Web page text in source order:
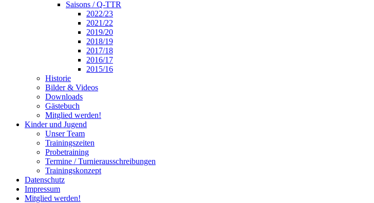
Saisons / Q-TTR
2022/23
2021/22
2019/20
2018/19
2017/18
2016/17
2015/16
Historie
Bilder & Videos
Downloads
Gästebuch
Mitglied werden!
Kinder und Jugend
Unser Team
Trainingszeiten
Probetraining
Termine / Turnierausschreibungen
Trainingskonzept
Datenschutz
Impressum
Mitglied werden!